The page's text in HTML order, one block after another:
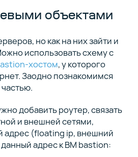
объектами
но как на них зайти и
использовать схему с
хостом, у которого
Заодно познакомимся
добавить роутер, связать
и внешней сетями,
адрес (floating ip, внешний
адрес к ВМ bastion: